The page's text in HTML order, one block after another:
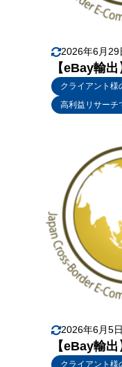
2026年6月29
【eBay輸
クライアント様
高利益リサーチ
2026年6月5日
【eBay輸
クライアント様